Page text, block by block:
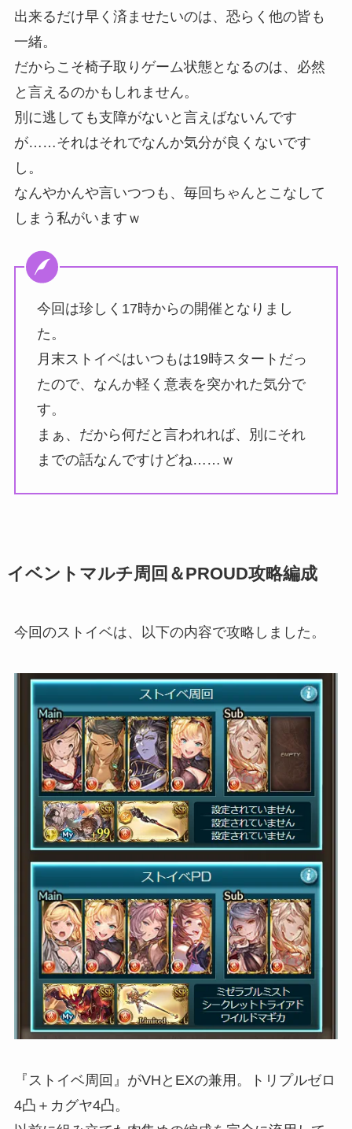
出来るだけ早く済ませたいのは、恐らく他の皆も
一緒。
だからこそ椅子取りゲーム状態となるのは、必然
と言えるのかもしれません。
別に逃しても支障がないと言えばないんです
が……それはそれでなんか気分が良くないです
し。
なんやかんや言いつつも、毎回ちゃんとこなして
しまう私がいますｗ
今回は珍しく17時からの開催となりまし
た。
月末ストイベはいつもは19時スタートだっ
たので、なんか軽く意表を突かれた気分で
す。
まぁ、だから何だと言われれば、別にそれ
までの話なんですけどね……ｗ
イベントマルチ周回＆PROUD攻略編成
今回のストイベは、以下の内容で攻略しました。
『ストイベ周回』がVHとEXの兼用。トリプルゼロ
4凸＋カグヤ4凸。